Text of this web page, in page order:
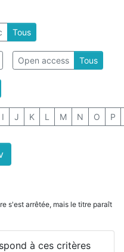
Tous
Open access Tous
I J K L M N O P
s'est arrêtée, mais le titre paraît
à ces critères